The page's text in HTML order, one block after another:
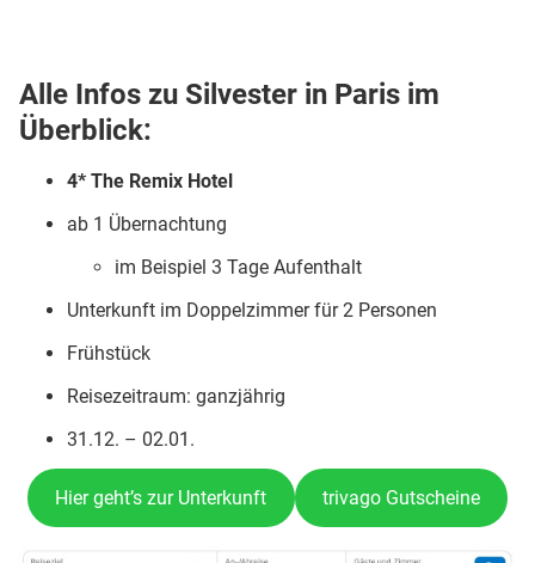
Alle Infos zu Silvester in Paris im
Überblick:
4* The Remix Hotel
ab 1 Übernachtung
im Beispiel 3 Tage Aufenthalt
Unterkunft im Doppelzimmer für 2 Personen
Frühstück
Reisezeitraum: ganzjährig
31.12. – 02.01.
Hier geht’s zur Unterkunft trivago Gutscheine